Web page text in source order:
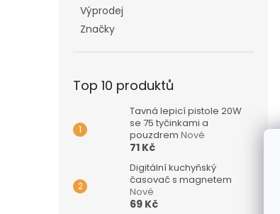
Výprodej
Značky
Top 10 produktů
Tavná lepicí pistole 20W
se 75 tyčinkami a
pouzdrem Nové
71 Kč
Digitální kuchyňský
časovač s magnetem
Nové
69 Kč